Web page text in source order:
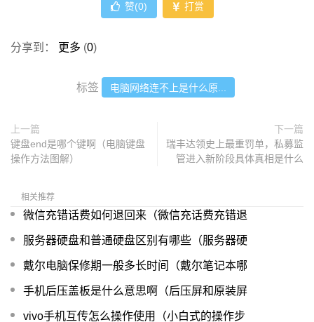
赞(0) 打赏
分享到： 更多 (0)
标签 电脑网络连不上是什么原...
上一篇
键盘end是哪个键啊（电脑键盘
操作方法图解）
下一篇
瑞丰达领史上最重罚单，私募监
管进入新阶段具体真相是什么
相关推荐
微信充错话费如何退回来（微信充话费充错退
服务器硬盘和普通硬盘区别有哪些（服务器硬
戴尔电脑保修期一般多长时间（戴尔笔记本哪
手机后压盖板是什么意思啊（后压屏和原装屏
vivo手机互传怎么操作使用（小白式的操作步